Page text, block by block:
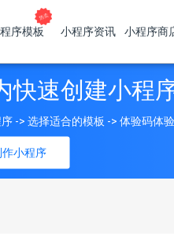
序模板 小程序资讯 小程序商
速创建小程
小程序
-> 选择适合的模板 -> 体验码体